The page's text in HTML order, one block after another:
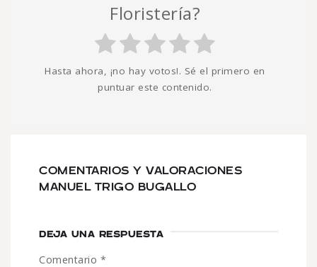
Floristería?
Hasta ahora, ¡no hay votos!. Sé el primero en
puntuar este contenido.
COMENTARIOS Y VALORACIONES
MANUEL TRIGO BUGALLO
DEJA UNA RESPUESTA
Comentario *